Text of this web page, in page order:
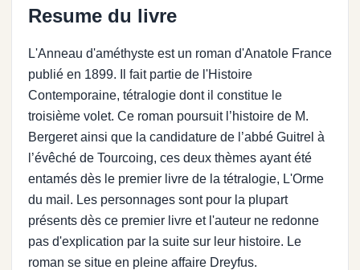
Resume du livre
L'Anneau d'améthyste est un roman d'Anatole France
publié en 1899. Il fait partie de l'Histoire
Contemporaine, tétralogie dont il constitue le
troisième volet. Ce roman poursuit l’histoire de M.
Bergeret ainsi que la candidature de l’abbé Guitrel à
l’évêché de Tourcoing, ces deux thèmes ayant été
entamés dès le premier livre de la tétralogie, L'Orme
du mail. Les personnages sont pour la plupart
présents dès ce premier livre et l'auteur ne redonne
pas d'explication par la suite sur leur histoire. Le
roman se situe en pleine affaire Dreyfus.